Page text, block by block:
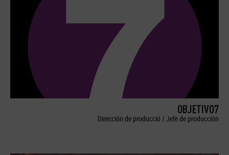
OBJETIVO7
Dirección de producció / Jefe de producción